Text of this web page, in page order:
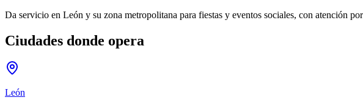
Da servicio en León y su zona metropolitana para fiestas y eventos sociales, con atención
Ciudades donde opera
León